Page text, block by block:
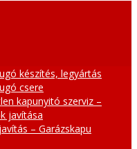
készítés, legyártás
csere
kapunyitó szerviz –
javítása
– Garázskapu